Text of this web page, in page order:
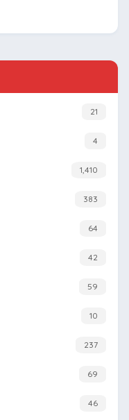
21
4
1,410
383
64
42
59
10
237
69
46